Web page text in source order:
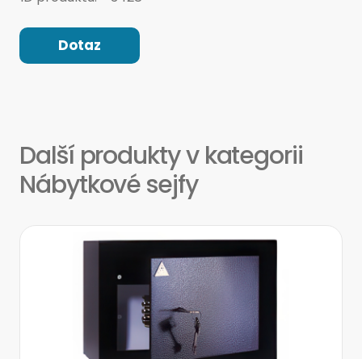
Dotaz
Další produkty v kategorii
Nábytkové sejfy